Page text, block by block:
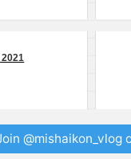
2021
@mishaikon_vlog